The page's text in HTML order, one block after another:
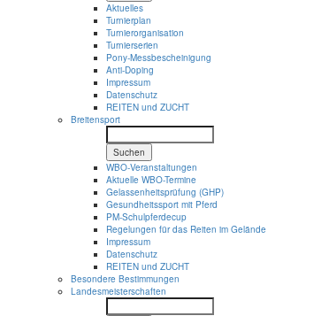
Aktuelles
Turnierplan
Turnierorganisation
Turnierserien
Pony-Messbescheinigung
Anti-Doping
Impressum
Datenschutz
REITEN und ZUCHT
Breitensport
Suchen
WBO-Veranstaltungen
Aktuelle WBO-Termine
Gelassenheitsprüfung (GHP)
Gesundheitssport mit Pferd
PM-Schulpferdecup
Regelungen für das Reiten im Gelände
Impressum
Datenschutz
REITEN und ZUCHT
Besondere Bestimmungen
Landesmeisterschaften